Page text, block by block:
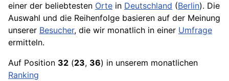
einer der beliebtesten Orte in Deutschland (Berlin). Die
Auswahl und die Reihenfolge basieren auf der Meinung
unserer Besucher, die wir monatlich in einer Umfrage
ermitteln.
Auf Position 32 (23, 36) in unserem monatlichen
Ranking